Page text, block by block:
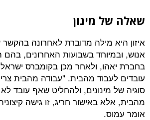
מינון
מילה מדוברת לאחרונה בהקשר של משאבי
בשבועות האחרונים, בהם הוחלט
ולאחר מכן בקומברס ישראל, לאסור על
מהבית. "עבודה מהבית צריכה להיות
ולהחליט שאף עובד לא יעבוד
באישור חריג, זו גישה קיצונית לטעמי",